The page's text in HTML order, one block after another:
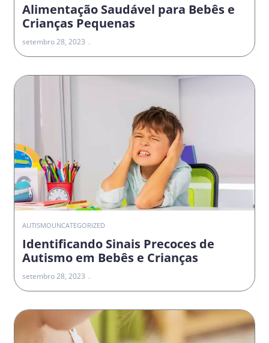
Alimentação Saudável para Bebês e
Crianças Pequenas
setembro 28, 2023
AUTISMOUNCATEGORIZED
Identificando Sinais Precoces de
Autismo em Bebês e Crianças
setembro 28, 2023